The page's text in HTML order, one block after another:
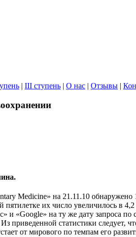
| III ступень | О нас | Отзывы |
Medicine» на 21.11.10
их число увеличилось в
и «Google» на ту же дату запроса
приведенной статистики
от мирового по темпам его